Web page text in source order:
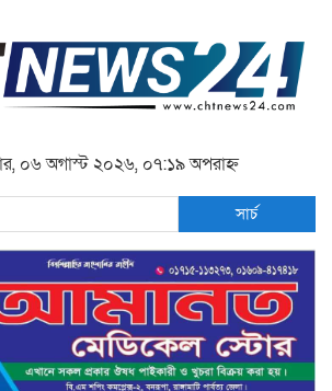
০৬ অগাস্ট ২০২৬, ০৭:১৯ অপরাহ্ন
সার্চ